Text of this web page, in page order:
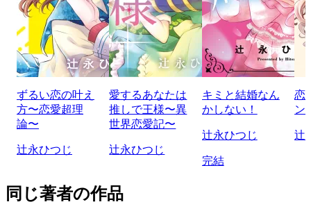
ずるい恋の叶え
方〜恋愛超理
論〜
辻永ひつじ
愛するあなたは
推しで王様〜異
世界恋愛記〜
辻永ひつじ
キミと結婚なん
かしない！
辻永ひつじ
完結
恋
ン
辻
同じ著者の作品